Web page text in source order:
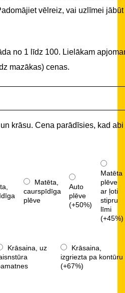
vēlreiz, vai uzlīmei jābūt
no 1 līdz 100. Lielākam
mazākas) cenas.
krāsu. Cena parādīsies, kad abi
Matēta,
caurspīdīga
plēve
Auto
plēve
(+50%)
Matēta
plēve
ar ļoti
stipru
līmi
(+45%)
Krāsaina, uz
Krāsaina,
izgriezta pa kontūru
(+67%)